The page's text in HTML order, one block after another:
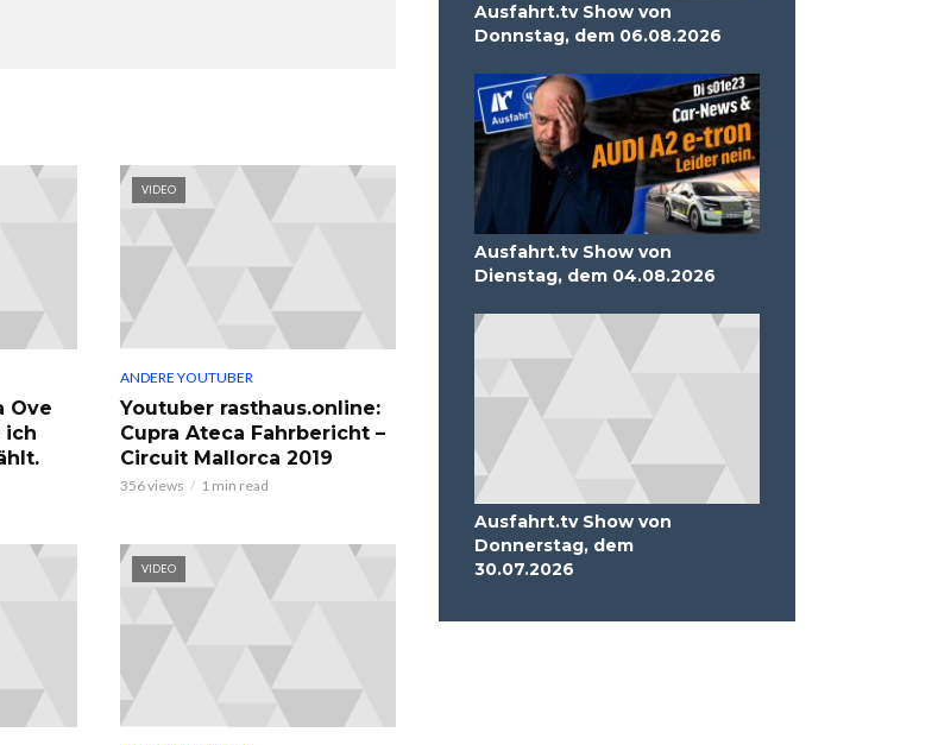
Ove
ich
VIDEO
ANDERE YOUTUBER
Youtuber rasthaus.online:
Cupra Ateca Fahrbericht –
Circuit Mallorca 2019
356 views 1 min read
VIDEO
Ausfahrt.tv Show von
Donnstag, dem 06.08.2026
Ausfahrt.tv Show von
Dienstag, dem 04.08.2026
Ausfahrt.tv Show von
Donnerstag, dem
30.07.2026